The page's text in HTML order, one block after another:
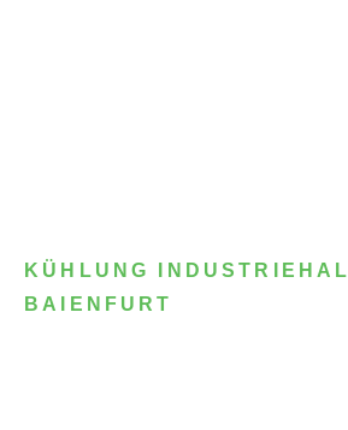
KÜHLUNG
BAIENFURT